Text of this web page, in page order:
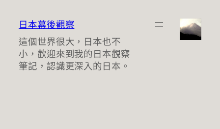
日本幕後觀察
這個世界很大，日本也不
小，歡迎來到我的日本觀察
筆記，認識更深入的日本。